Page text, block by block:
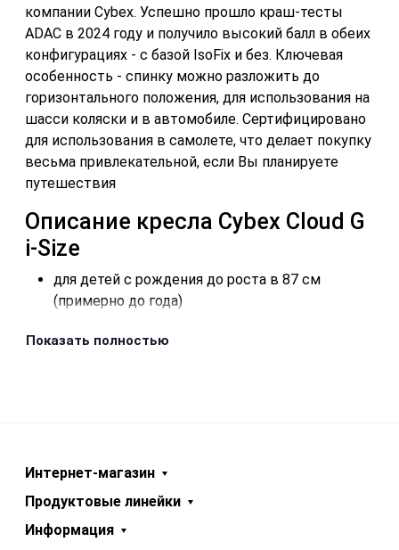
компании Cybex. Успешно прошло краш-тесты
ADAC в 2024 году и получило высокий балл в обеих
конфигурациях - с базой IsoFix и без. Ключевая
особенность - спинку можно разложить до
горизонтального положения, для использования на
шасси коляски и в автомобиле. Сертифицировано
для использования в самолете, что делает покупку
весьма привлекательной, если Вы планируете
путешествия
Описание кресла Cybex Cloud G
i-Size
для детей с рождения до роста в 87 см
(примерно до года)
легкий вес - 4.0 кг
некоторых необходимы специальные
для использования функции наклона спинке в
автомобиле база IsoFix является обязательной
Показать полностью
Интернет-магазин
Продуктовые линейки
Информация